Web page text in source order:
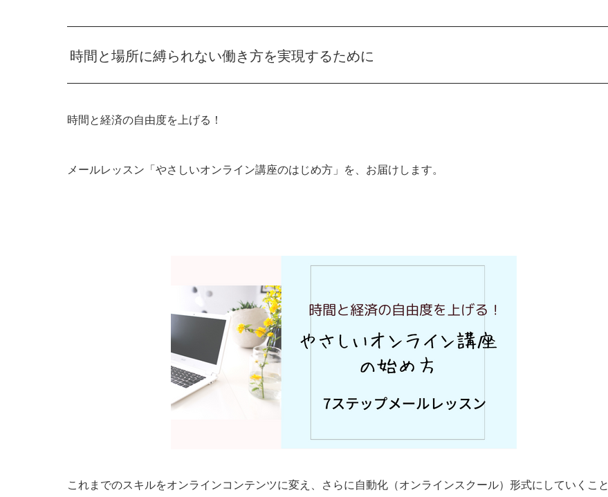
時間と場所に縛られない働き方を実現するために
時間と経済の自由度を上げる！
メールレッスン「やさしいオンライン講座のはじめ方」を、お届けします。
これまでのスキルをオンラインコンテンツに変え、さらに自動化（オンラインスクール）形式にしていくこと